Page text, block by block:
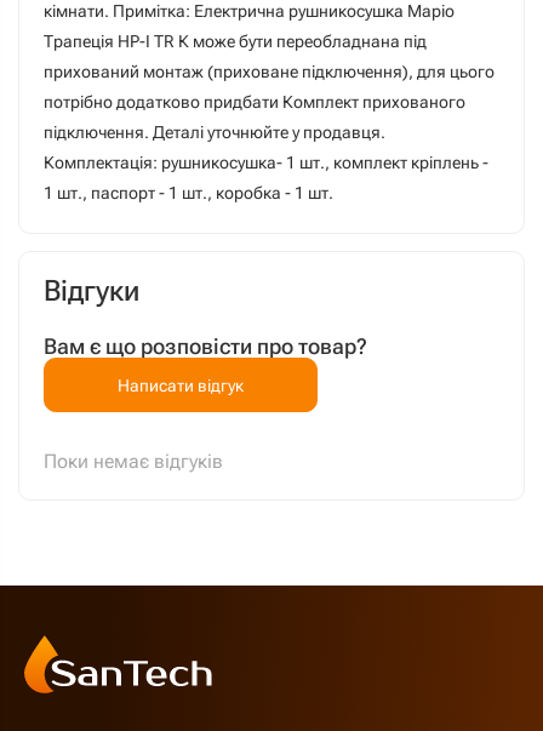
кімнати. Примітка: Електрична рушникосушка Маріо
Трапеція HP-I TR К може бути переобладнана під
прихований монтаж (приховане підключення), для цього
потрібно додатково придбати Комплект прихованого
підключення. Деталі уточнюйте у продавця.
Комплектація: рушникосушка- 1 шт., комплект кріплень -
1 шт., паспорт - 1 шт., коробка - 1 шт.
Відгуки
Вам є що розповісти про товар?
Написати відгук
Поки немає відгуків